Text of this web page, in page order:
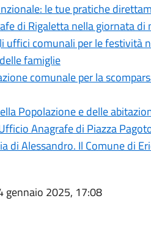
le tue pratiche
di Rigaletta nella giornata
uffici comunali per le festività
famiglie
comunale per la
Popolazione e delle
Anagrafe di Piazza
di Alessandro. Il Comune di
gennaio 2025, 17:08